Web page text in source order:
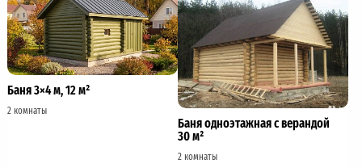
Баня 3×4 м, 12 м²
2 комнаты
Баня одноэтажная с верандой
30 м²
2 комнаты